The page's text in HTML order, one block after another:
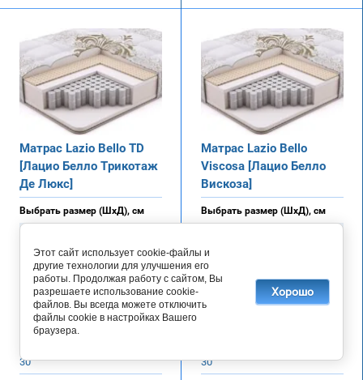
Матрас Lazio Bello TD
[Лацио Белло Трикотаж
Де Люкс]
Выбрать размер (ШхД), см
Жесткость
средний
Макс. нагрузка на одно сп. м.,
120
30
Матрас Lazio Bello
Viscosa [Лацио Белло
Вискоза]
Выбрать размер (ШхД), см
Жесткость
средний
Макс. нагрузка на одно сп. м.,
кг
30
Этот сайт использует cookie-файлы и
другие технологии для улучшения его
работы. Продолжая работу с сайтом, Вы
разрешаете использование cookie-
файлов. Вы всегда можете отключить
файлы cookie в настройках Вашего
браузера.
Хорошо